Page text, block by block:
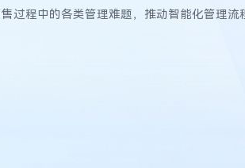
过程中的各类管理难题，推动智能化管理流